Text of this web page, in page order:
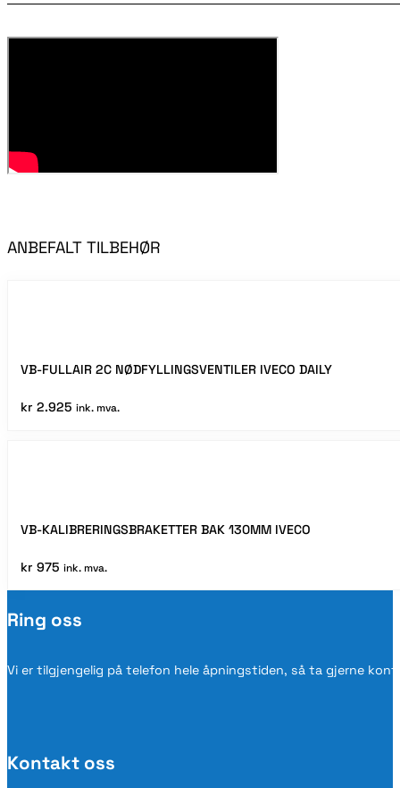
ANBEFALT TILBEHØR
VB-FULLAIR 2C NØDFYLLINGSVENTILER IVECO DAILY
kr 2.925 ink. mva.
VB-KALIBRERINGSBRAKETTER BAK 130MM IVECO
kr 975 ink. mva.
Ring oss
Vi er tilgjengelig på telefon hele åpningstiden, så ta gjerne
Kontakt oss